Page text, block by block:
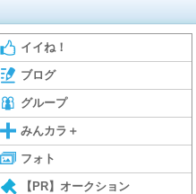
イイね！
ブログ
グループ
みんカラ＋
フォト
【PR】オークション